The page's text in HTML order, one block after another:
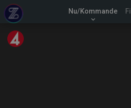
Nu/Kommande
keyboard_arrow_down